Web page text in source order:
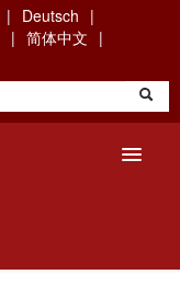
Deutsch
简体中文